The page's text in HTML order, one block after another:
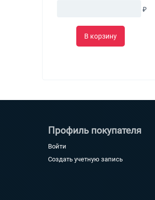
₽
В корзину
Профиль покупателя
Войти
Создать учетную запись